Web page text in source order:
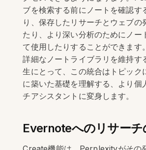
ブを検索する前にノートを確認す
り、保存したリサーチとウェブの
たり、より深い分析のためにノー
て使用したりすることができま
詳細なノートライブラリを維持す
生にとって、この統合はトピック
に築いた基礎を理解する、より個
チアシスタントに変身します。
Evernoteへのリサーチ